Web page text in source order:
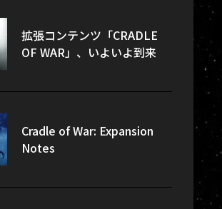
拡張コンテンツ「CRADLE
OF WAR」、いよいよ到来
Cradle of War: Expansion
Notes